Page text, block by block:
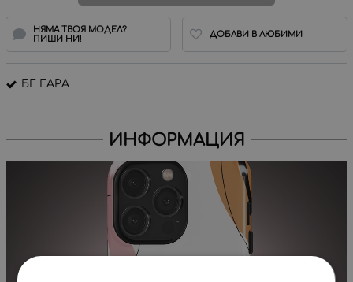
НЯМА ТВОЯ МОДЕЛ?
ПИШИ НИ!
ДОБАВИ В ЛЮБИМИ
БГ ГАРА
ИНФОРМАЦИЯ